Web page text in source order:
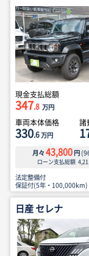
現金支払総額
347.8 万円
車両本体価格
330.6万円
諸
月々 43,800 円 (
ローン支払総額
法定整備付
保証付(5年・100,000km)
日産 セレナ